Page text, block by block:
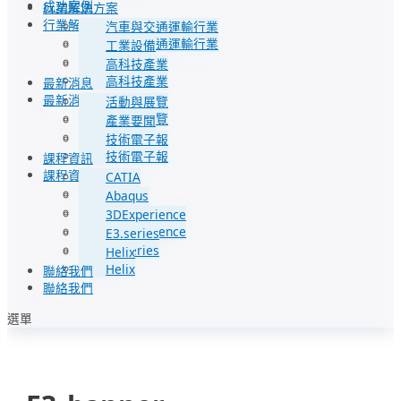
成功案例
行業解決方案
汽車與交通運輸行業
工業設備
高科技產業
最新消息
活動與展覽
產業要聞
技術電子報
課程資訊
CATIA
Abaqus
3DExperience
E3.series
Helix
聯絡我們
選單
行業解決方案
汽車與交通運輸行業
工業設備
高科技產業
最新消息
活動與展覽
產業要聞
技術電子報
課程資訊
CATIA
Abaqus
3DExperience
E3.series
Helix
聯絡我們